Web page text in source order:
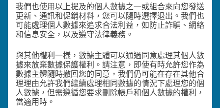
我們也使用以上提及的個人數據之一或組合來向您發送
更新、通訊和促銷材料，您可以隨時選擇退出。我們也
可能處理個人數據來追求合法利益，如防止詐騙、網絡
和信息安全，以及遵守法律義務。
與其他權利一樣，數據主體可以通過同意處理其個人數
據來放棄數據保護權利。請注意，即使有時允許您作為
數據主體隨時撤回您的同意，我們仍可能在存在其他合
理理由允許我們繼續處理相同數據的情況下處理您的個
人數據，但需遵循您要求刪除帳戶和個人數據的權利，
當適用時。